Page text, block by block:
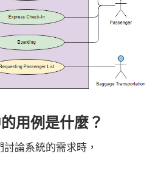
用例是什麼？
論系統的需求時，